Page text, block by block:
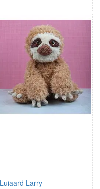
Luiaard Larry